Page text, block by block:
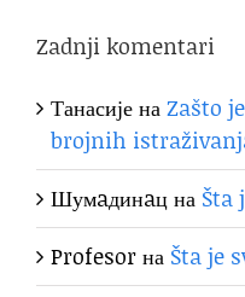
Zadnji komentari
ТанасијенаZašto
brojnih
Шумaдинaцна Šta
Profesorна Šta je